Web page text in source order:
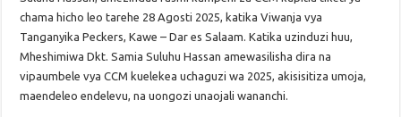
chama hicho leo tarehe 28 Agosti 2025, katika Viwanja vya
Tanganyika Peckers, Kawe – Dar es Salaam. Katika uzinduzi huu,
Mheshimiwa Dkt. Samia Suluhu Hassan amewasilisha dira na
vipaumbele vya CCM kuelekea uchaguzi wa 2025, akisisitiza umoja,
maendeleo endelevu, na uongozi unaojali wananchi.